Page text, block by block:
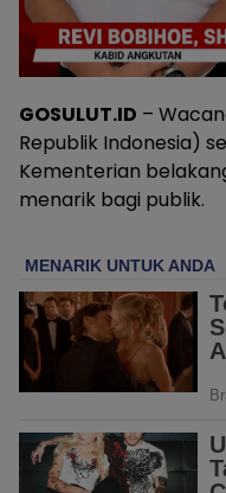
GOSULUT.ID –
Republik Indonesia)
Kementerian
menarik bagi publik.